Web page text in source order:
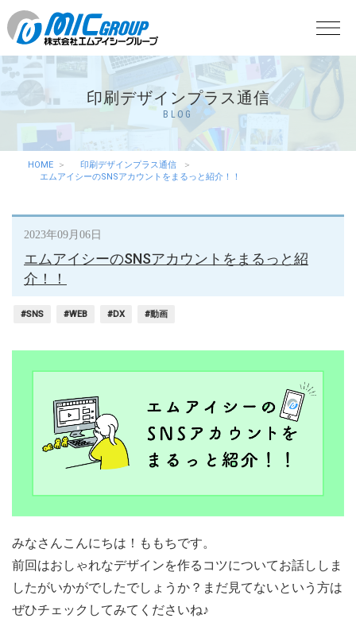
印刷デザインプラス通信
BLOG
HOME
印刷デザインプラス通信
エムアイシーのSNSアカウントをまるっと紹介！！
2023年09月06日
エムアイシーのSNSアカウントをまるっと紹
介！！
#SNS #WEB #DX #動画
みなさんこんにちは！ももちです。
前回はおしゃれなデザインを作るコツについてお話ししま
したがいかがでしたでしょうか？まだ見てないという方は
ぜひチェックしてみてくださいね♪